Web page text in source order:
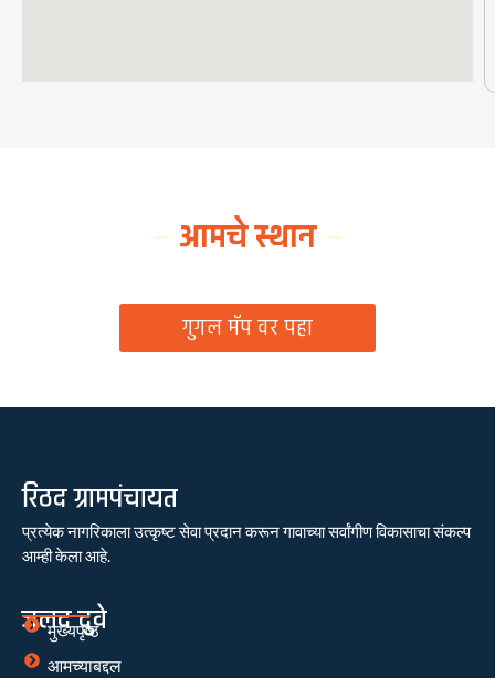
आमचे स्थान
गुगल मॅप वर पहा
रिठद ग्रामपंचायत
प्रत्येक नागरिकाला उत्कृष्ट सेवा प्रदान करून गावाच्या सर्वांगीण विकासाचा संकल्प
आम्ही केला आहे.
जलद दुवे
मुख्यपृष्ठ
आमच्याबद्दल